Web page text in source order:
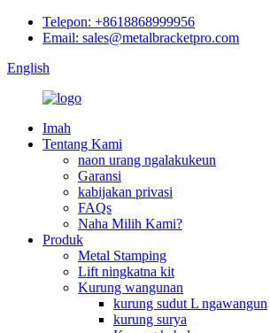
Telepon: +8618868999956
Email: sales@metalbracketpro.com
English
Imah
Tentang Kami
naon urang ngalakukeun
Garansi
kabijakan privasi
FAQs
Naha Milih Kami?
Produk
Metal Stamping
Lift ningkatna kit
Kurung wangunan
kurung sudut L ngawangun
kurung surya